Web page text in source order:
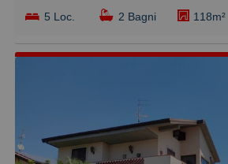
5 Loc. 2 Bagni 118m²